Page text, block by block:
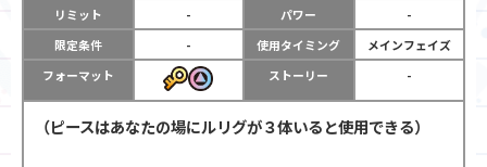
リミット
- パワー
-
限定条件
- 使用タイミング
メインフェイズ
フォーマット
ストーリー -
（ピースはあなたの場にルリグが３体いると使用できる）